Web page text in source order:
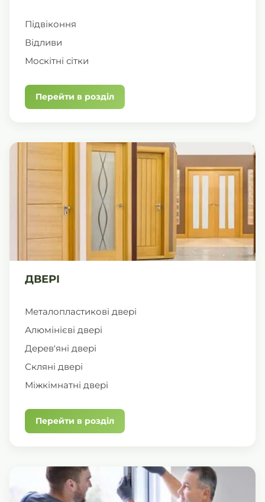
Підвіконня
Відливи
Москітні сітки
Перейти в розділ
ДВЕРІ
Металопластикові двері
Алюмінієві двері
Дерев'яні двері
Скляні двері
Міжкімнатні двері
Перейти в розділ